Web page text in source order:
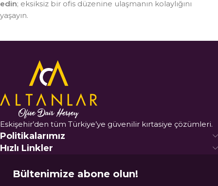
edin; eksiksiz bir ofis düzenine ulaşmanın kolaylığını
yaşayın.
Eskişehir’den tüm Türkiye’ye güvenilir kırtasiye çözümleri.
Politikalarımız
Hızlı Linkler
Bültenimize abone olun!